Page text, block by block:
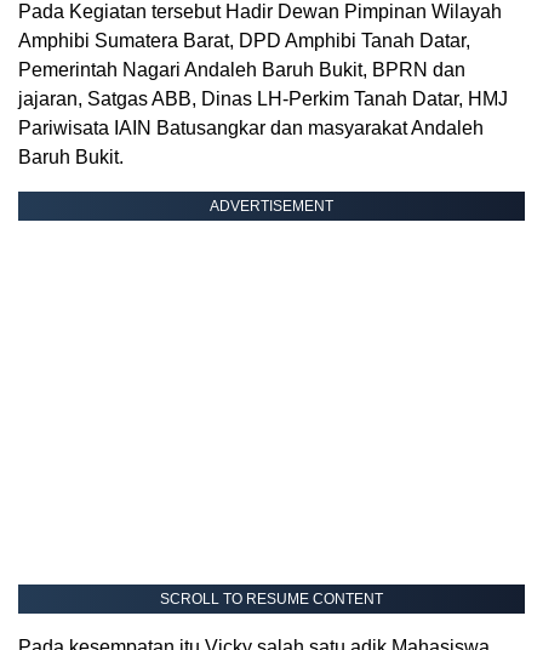
Pada Kegiatan tersebut Hadir Dewan Pimpinan Wilayah
Amphibi Sumatera Barat, DPD Amphibi Tanah Datar,
Pemerintah Nagari Andaleh Baruh Bukit, BPRN dan
jajaran, Satgas ABB, Dinas LH-Perkim Tanah Datar, HMJ
Pariwisata IAIN Batusangkar dan masyarakat Andaleh
Baruh Bukit.
ADVERTISEMENT
SCROLL TO RESUME CONTENT